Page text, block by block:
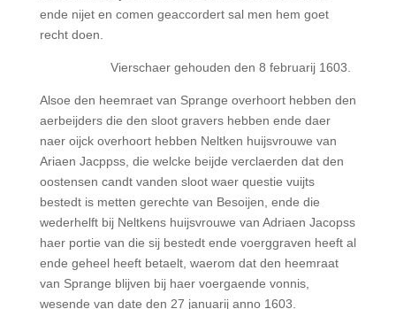
ende nijet en comen geaccordert sal men hem goet
recht doen.
Vierschaer gehouden den 8 februarij 1603.
Alsoe den heemraet van Sprange overhoort hebben den
aerbeijders die den sloot gravers hebben ende daer
naer oijck overhoort hebben Neltken huijsvrouwe van
Ariaen Jacppss, die welcke beijde verclaerden dat den
oostensen candt vanden sloot waer questie vuijts
bestedt is metten gerechte van Besoijen, ende die
wederhelft bij Neltkens huijsvrouwe van Adriaen Jacopss
haer portie van die sij bestedt ende voerggraven heeft al
ende geheel heeft betaelt, waerom dat den heemraat
van Sprange blijven bij haer voergaende vonnis,
wesende van date den 27 januarij anno 1603.